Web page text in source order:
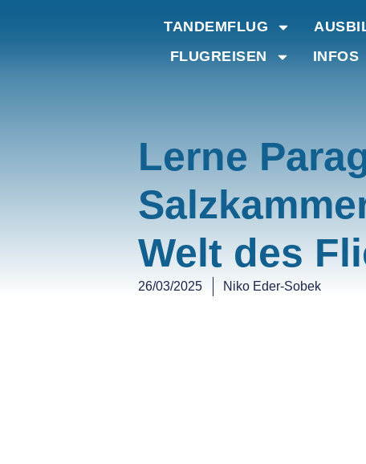
TANDEMFLUG
FLUGREISEN
INFOS
Lerne
Welt des
26/03/2025 Niko Eder-Sobek